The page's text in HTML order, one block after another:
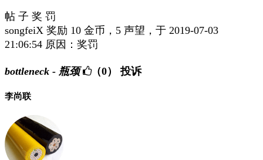
帖 子 奖 罚
songfeiX 奖励 10 金币，5 声望，于 2019-07-03
21:06:54 原因：奖罚
bottleneck - 瓶颈 （0） 投诉
李尚联